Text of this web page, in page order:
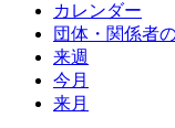
カレンダー
団体・関係者
来週
今月
来月